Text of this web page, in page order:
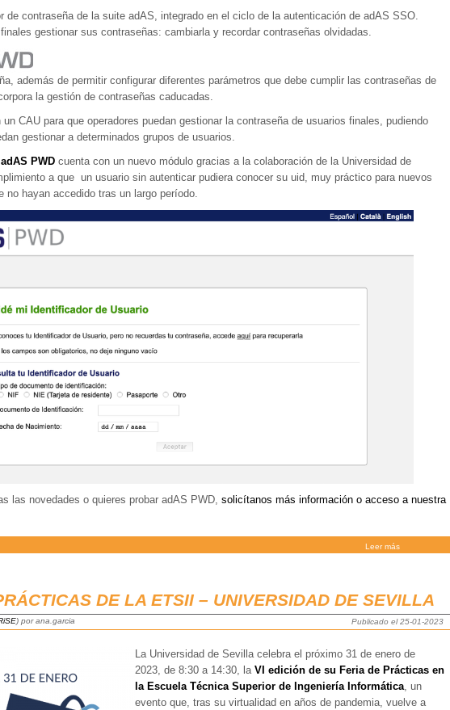
de contraseña de la suite adAS, integrado en el ciclo de la autenticación de adAS SSO.
gestionar sus contraseñas: cambiarla y recordar contraseñas olvidadas.
además de permitir configurar diferentes parámetros que debe cumplir las contraseñas de
la gestión de contraseñas caducadas.
CAU para que operadores puedan gestionar la contraseña de usuarios finales, pudiendo
gestionar a determinados grupos de usuarios.
adAS PWD cuenta con un nuevo módulo gracias a la colaboración de la Universidad de
a que un usuario sin autenticar pudiera conocer su uid, muy práctico para nuevos
no hayan accedido tras un largo período.
las novedades o quieres probar adAS PWD, solicítanos más información o acceso a nuestra
Leer más
DE LA ETSII – UNIVERSIDAD DE SEVILLA
) por ana.garcia Publicado el 25-01-2023
La Universidad de Sevilla celebra el próximo 31 de enero de
2023, de 8:30 a 14:30, la VI edición de su Feria de Prácticas en
la Escuela Técnica Superior de Ingeniería Informática, un
evento que, tras su virtualidad en años de pandemia, vuelve a